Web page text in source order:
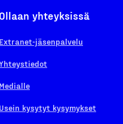
Ollaan yhteyksissä
Extranet-jäsenpalvelu
Medialle
Usein kysytyt kysymykset